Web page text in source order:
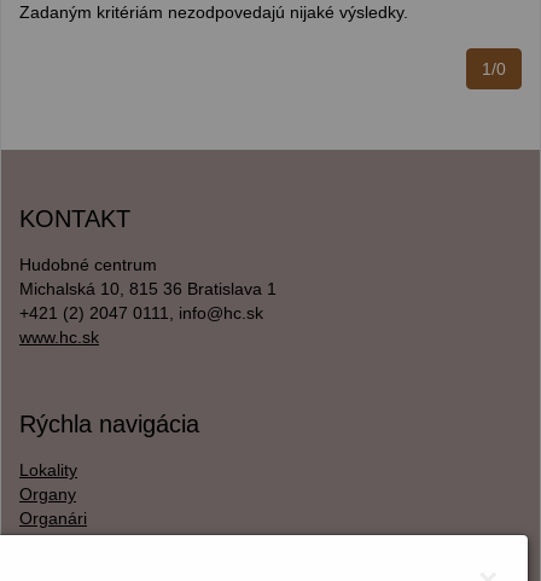
Zadaným kritériám nezodpovedajú nijaké výsledky.
1/0
KONTAKT
Hudobné centrum
Michalská 10, 815 36 Bratislava 1
+421 (2) 2047 0111, info@hc.sk
www.hc.sk
Rýchla navigácia
Lokality
Organy
Organári